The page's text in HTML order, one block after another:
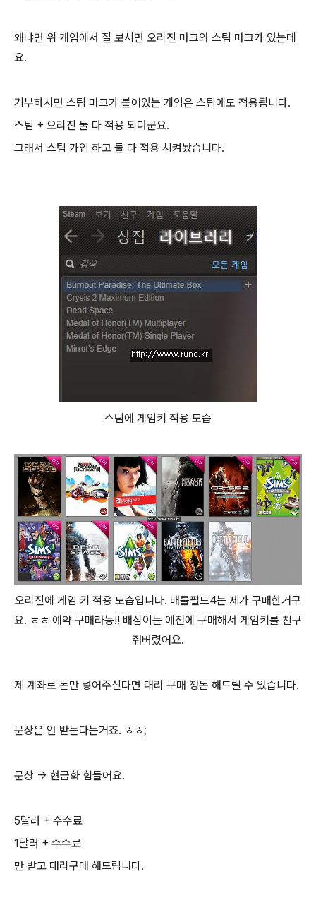
왜냐면 위 게임에서 잘 보시면 오리진 마크와 스팀 마크가 있는데
요.
기부하시면 스팀 마크가 붙어있는 게임은 스팀에도 적용됩니다.
스팀 + 오리진 둘 다 적용 되더군요.
그래서 스팀 가입 하고 둘 다 적용 시켜놨습니다.
스팀에 게임키 적용 모습
오리진에 게임 키 적용 모습입니다. 배틀필드4는 제가 구매한거구
요. ㅎㅎ 예약 구매라능!! 배삼이는 예전에 구매해서 게임키를 친구
줘버렸어요.
제 계좌로 돈만 넣어주신다면 대리 구매 정돈 해드릴 수 있습니다.
문상은 안 받는다는거죠. ㅎㅎ;
문상 -> 현금화 힘들어요.
5달러 + 수수료
1달러 + 수수료
만 받고 대리구매 해드립니다.